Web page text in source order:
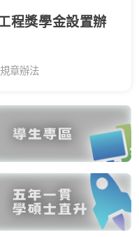
程獎學金設置辦
規章辦法